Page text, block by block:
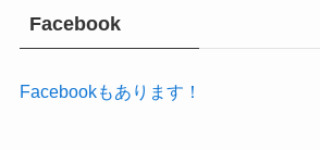
Facebook
Facebookもあります！